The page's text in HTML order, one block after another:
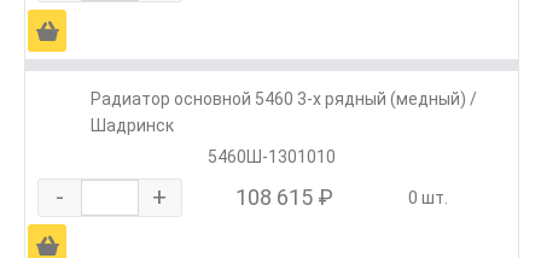
Ä
Радиатор основной 5460 3-х рядный (медный) /
Шадринск
5460Ш-1301010
- + 108 615 ₽ 0 шт.
Ä